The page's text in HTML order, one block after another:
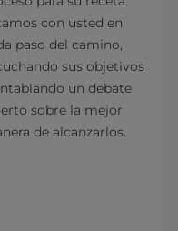
con usted en
paso del camino,
sus objetivos
un debate
sobre la mejor
de alcanzarlos.